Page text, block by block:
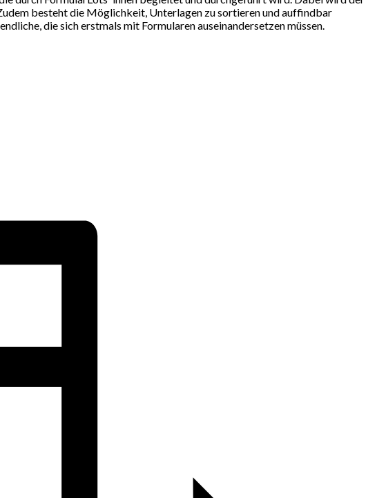
besteht die Möglichkeit, Unterlagen zu sortieren und auffindbar
die sich erstmals mit Formularen auseinandersetzen müssen.